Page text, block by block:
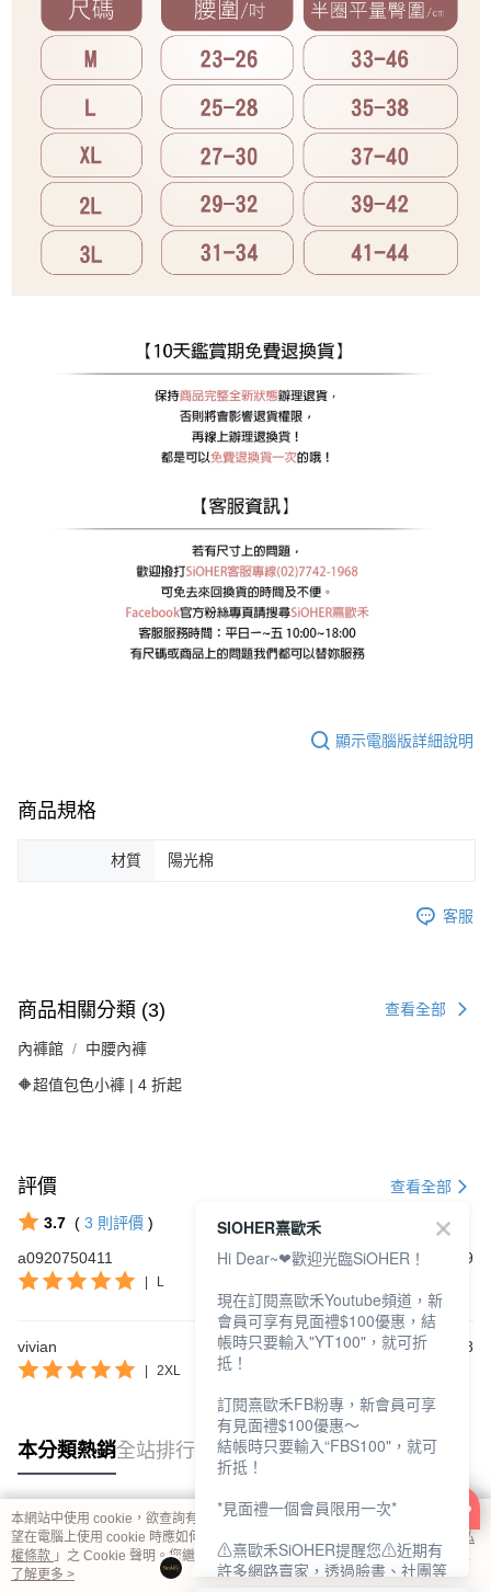
顯示電腦版詳細說明
商品規格
材質 陽光棉
客服
商品相關分類 (3) 查看全部
內褲館 中腰內褲
🔶超值包色小褲 | 4 折起
評價 查看全部
3.7 ( 3 則評價 )
a0920750411
2024/06/19
L
vivian 2023/08/18
2XL
本分類熱銷全站排行
熱門標籤
本網站中使用 cookie，欲查詢有關本網站使用 cookie 方式之詳情，及若您不希
望在電腦上使用 cookie 時應如何變更電腦的 cookie 設定，請參閱本網站「
隱私
權條款 」之 Cookie 聲明。您繼續使用本網站即表示您同意本公司得按本網站使
用條款之 Cookie 聲明使用 cookie。
了解更多 >
SIOHER熹歐禾
Hi Dear~❤歡迎光臨SiOHER！
現在訂閱熹歐禾Youtube頻道，新
會員可享有見面禮$100優惠，結
帳時只要輸入"YT100"，就可折
抵！
訂閱熹歐禾FB粉專，新會員可享
有見面禮$100優惠～
結帳時只要輸入“FBS100"，就可
折抵！
*見面禮一個會員限用一次*
⚠熹歐禾SiOHER提醒您⚠近期有
許多網路賣家，透過臉書、社團等